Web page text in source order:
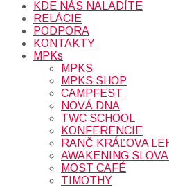
KDE NÁS NALADÍTE
RELÁCIE
PODPORA
KONTAKTY
MPKs
MPKS
MPKS SHOP
CAMPFEST
NOVÁ DNA
TWC SCHOOL
KONFERENCIE
RANČ KRÁĽOVA
AWAKENING
MOST CAFÉ
TIMOTHY